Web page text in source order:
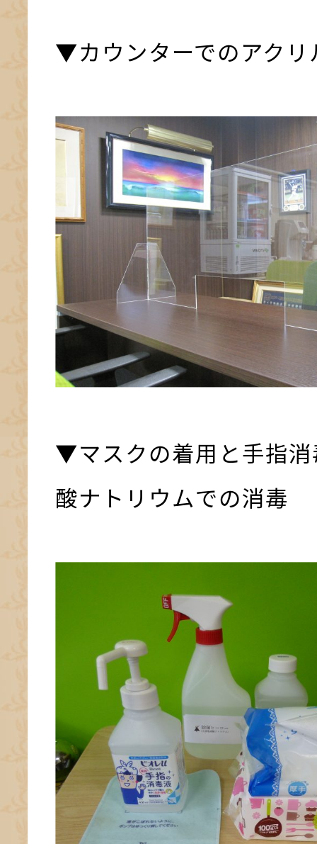
▼カウンターでのアクリ
▼マスクの着用と手指
酸ナトリウムでの消毒